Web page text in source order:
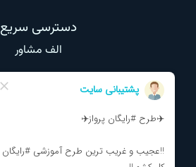
دسترسی سریع
الف مشاور
درباره ما